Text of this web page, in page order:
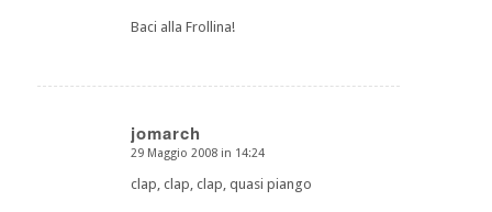
Baci alla Frollina!
jomarch
dice:
29 Maggio 2008 in 14:24
clap, clap, clap, quasi piango